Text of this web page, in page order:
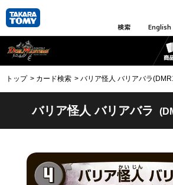
検索 English
トップ カード検索 バリア怪人 バリアバラ
バリア怪人 バリアバラ